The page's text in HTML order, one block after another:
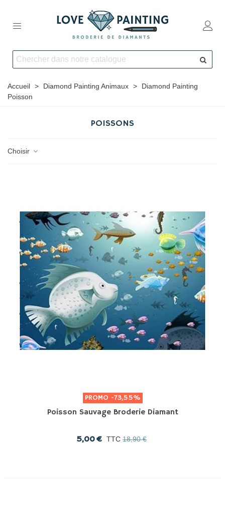
Accueil > Diamond Painting Animaux >
Diamond Painting
Poisson
POISSONS
Choisir
PROMO -73,55%
Poisson Sauvage Broderie Diamant
5,00 € TTC 18,90 €